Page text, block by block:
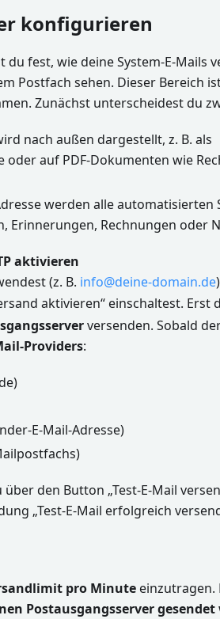
konfigurieren
du fest, wie deine System-E-Mails
Postfach sehen. Dieser Bereich
Zunächst unterscheidest du
nach außen dargestellt, z. B. als
auf PDF-Dokumenten wie
werden alle automatisierten
Erinnerungen, Rechnungen oder
aktivieren
(z. B. info@deine-domain.de
aktivieren“ einschaltest. Erst
versenden. Sobald
Providers:
E-Mail-Adresse)
den Button „Test-E-Mail
„Test-E-Mail erfolgreich
pro Minute einzutragen.
Postausgangsserver